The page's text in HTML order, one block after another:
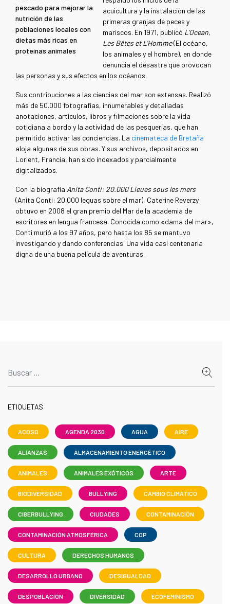
pescado para mejorar la
nutrición de las
poblaciones locales con
dietas más ricas en
proteínas animales
acuicultura y la instalación de las
primeras granjas de peces y
mariscos. En 1971, publicó L'Ocean,
Les Bêtes et L'Homme(El océano,
los animales y el hombre), en donde
denuncia el desastre que provocan
las personas y sus efectos en los océanos.
Sus contribuciones a las ciencias del mar son extensas. Realizó
más de 50.000 fotografías, innumerables y detalladas
anotaciones, artículos, libros y filmaciones sobre la vida
cotidiana a bordo y la actividad de las pesquerías, que han
permitido activar las conciencias. La cinemateca de Bretaña
aloja algunas de sus obras. Y sus archivos, depositados en
Lorient, Francia, han sido indexados y parcialmente
digitalizados.
Con la biografía Anita Conti: 20.000 Lieues sous les mers
(Anita Conti: 20.000 leguas sobre el mar), Caterine Reverzy
obtuvo en 2008 el gran premio del Mar de la academia de
escritores en lengua francesa. Conocida como «dama del mar»,
Conti murió a los 97 años, pero hasta los 85 se mantuvo
investigando y dando conferencias. Una vida casi centenaria
digna de una buena película de aventuras.
ETIQUETAS
ACOSO AGENDA 2030 AGUA AIRE
ALIANZAS ALMACENAMIENTO ENERGÉTICO
ANIMALES ANIMALES EXÓTICOS ARTE
BIODIVERSIDAD BULLYING CAMBIO CLIMÁTICO
CIBERBULLYING CIUDADES CONTAMINACIÓN
CONTAMINACIÓN ATMOSFÉRICA COP
CULTURA DERECHOS HUMANOS
DESARROLLO URBANO DESIGUALDAD
DESPOBLACIÓN DIVERSIDAD ECOFEMINISMO